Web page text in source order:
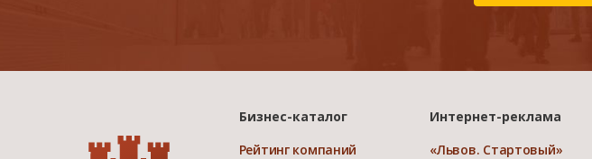
Бизнес-каталог
Рейтинг компаний
Интернет-реклама
«Львов. Стартовый»